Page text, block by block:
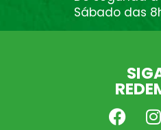
Sábado das